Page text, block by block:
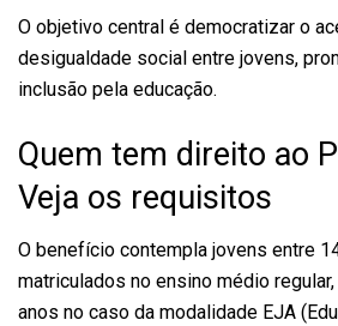
O objetivo central é democratizar o
desigualdade social entre jovens,
inclusão pela educação.
Quem tem direito ao
Veja os requisitos
O benefício contempla jovens entre
matriculados no ensino médio
anos no caso da modalidade EJA